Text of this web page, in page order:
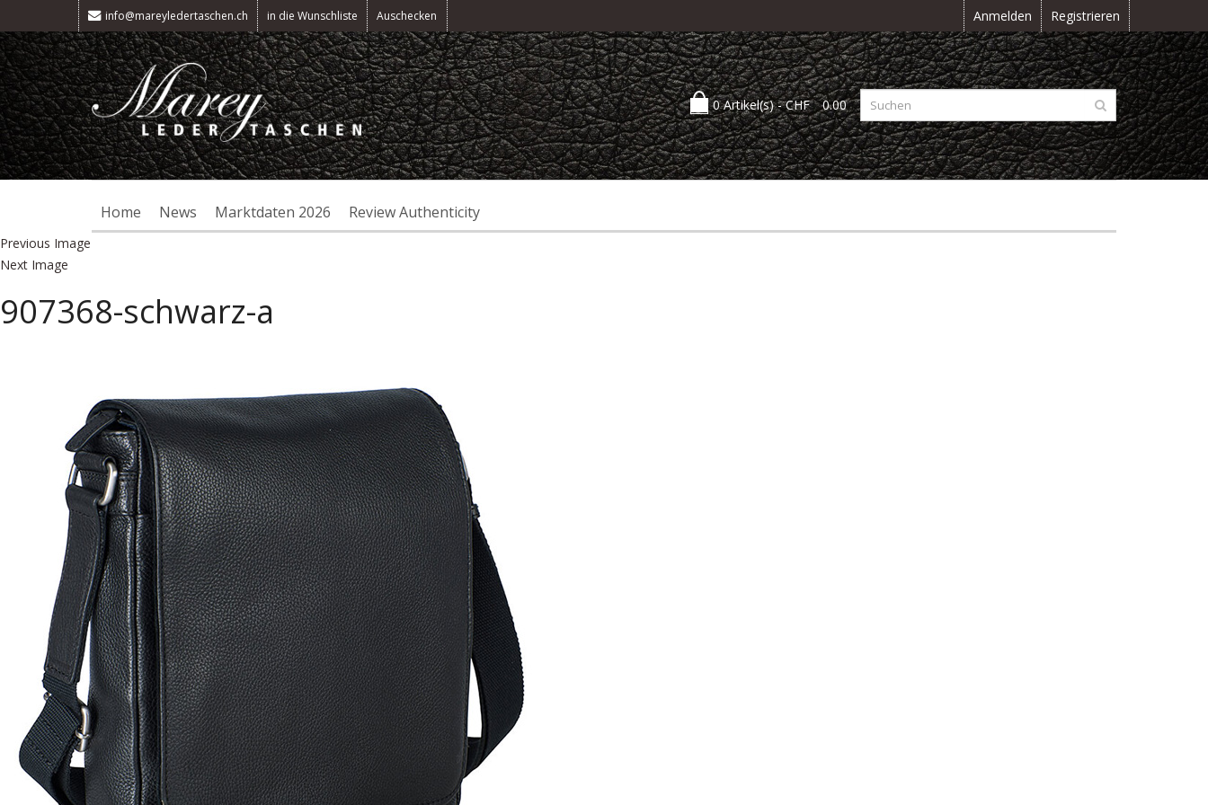
info@mareyledertaschen.ch in die Wunschliste Auschecken Anmelden Registrieren
0 Artikel(s) -CHF 0.00
Home News Marktdaten 2026 Review Authenticity
Previous Image
Next Image
907368-schwarz-a